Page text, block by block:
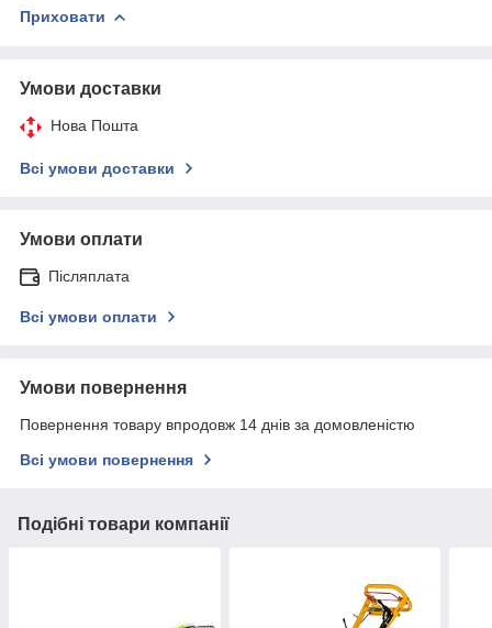
Приховати
Умови доставки
Нова Пошта
Всі умови доставки
Умови оплати
Післяплата
Всі умови оплати
Умови повернення
Повернення товару впродовж 14 днів за домовленістю
Всі умови повернення
Подібні товари компанії